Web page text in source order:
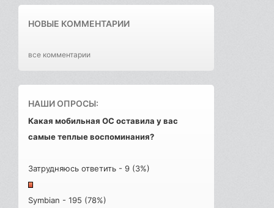
НОВЫЕ КОММЕНТАРИИ
все комментарии
НАШИ ОПРОСЫ:
Какая мобильная ОС оставила у вас
самые теплые воспоминания?
Затрудняюсь ответить - 9 (3%)
Symbian - 195 (78%)